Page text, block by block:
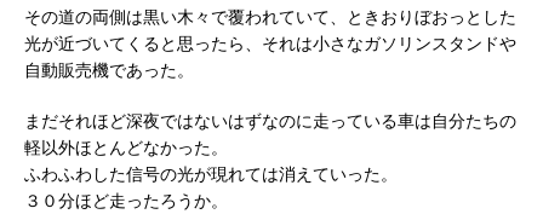
その道の両側は黒い木々で覆われていて、ときおりぼおっとした
光が近づいてくると思ったら、それは小さなガソリンスタンドや
自動販売機であった。
まだそれほど深夜ではないはずなのに走っている車は自分たちの
軽以外ほとんどなかった。
ふわふわした信号の光が現れては消えていった。
３０分ほど走ったろうか。